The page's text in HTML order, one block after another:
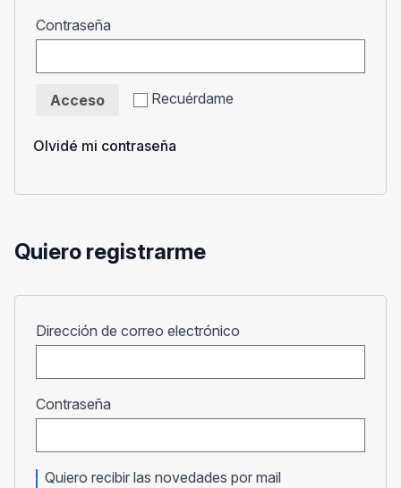
Contraseña
Recuérdame
Acceso
Olvidé mi contraseña
Quiero registrarme
Dirección de correo electrónico
Contraseña
Quiero recibir las novedades por mail